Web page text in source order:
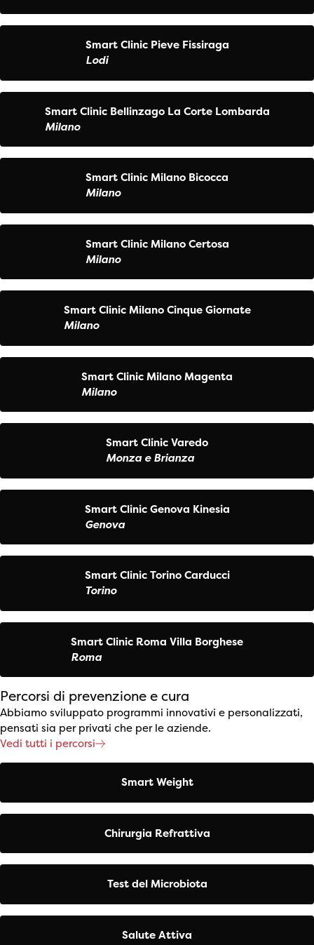
Smart Clinic Pieve Fissiraga
Lodi
Smart Clinic Bellinzago La Corte Lombarda
Milano
Smart Clinic Milano Bicocca
Milano
Smart Clinic Milano Certosa
Milano
Smart Clinic Milano Cinque Giornate
Milano
Smart Clinic Milano Magenta
Milano
Smart Clinic Varedo
Monza e Brianza
Smart Clinic Genova Kinesia
Genova
Smart Clinic Torino Carducci
Torino
Smart Clinic Roma Villa Borghese
Roma
Percorsi di prevenzione e cura
Abbiamo sviluppato programmi innovativi e personalizzati,
pensati sia per privati che per le aziende.
Vedi tutti i percorsi
Smart Weight
Chirurgia Refrattiva
Test del Microbiota
Salute Attiva